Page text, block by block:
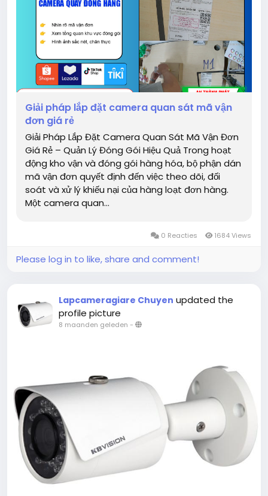
Giải pháp lắp đặt camera quan sát mã vận
đơn giá rẻ
Giải Pháp Lắp Đặt Camera Quan Sát Mã Vận Đơn
Giá Rẻ – Quản Lý Đóng Gói Hiệu Quả Trong hoạt
động kho vận và đóng gói hàng hóa, bộ phận dán
mã vận đơn quyết định đến việc theo dõi, đối
soát và xử lý khiếu nại của hàng loạt đơn hàng.
Một camera quan...
0 Reacties 1684 Views
Please log in to like, share and comment!
Lapcameragiare Chuyen updated the
profile picture
8 maanden geleden -